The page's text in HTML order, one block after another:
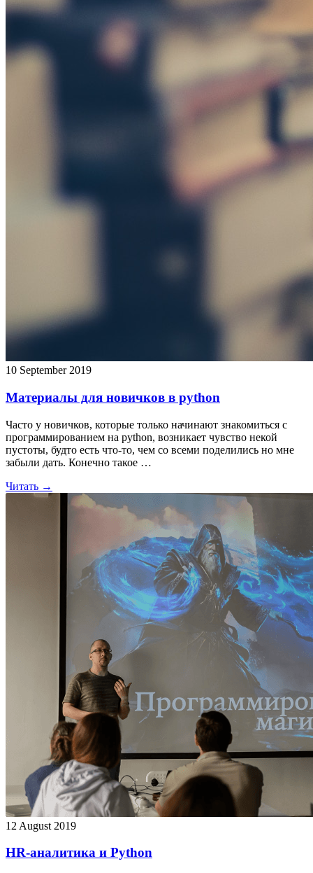
10 September 2019
Материалы для новичков в python
Часто у новичков, которые только начинают знакомиться с
программированием на python, возникает чувство некой
пустоты, будто есть что-то, чем со всеми поделились но мне
забыли дать. Конечно такое …
Читать →
12 August 2019
HR-аналитика и Python